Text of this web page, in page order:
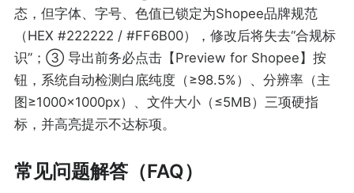
态，但字体、字号、色值已锁定为Shopee品牌规范
（HEX #222222 / #FF6B00），修改后将失去“合规标
识”；③ 导出前务必点击【Preview for Shopee】按
钮，系统自动检测白底纯度（≥98.5%）、分辨率（主
图≥1000×1000px）、文件大小（≤5MB）三项硬指
标，并高亮提示不达标项。
常见问题解答（FAQ）